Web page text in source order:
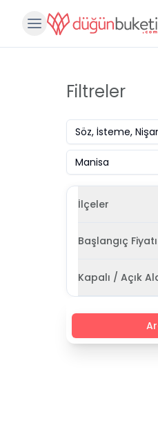
Filtreler
Söz, İsteme,
Manisa
İlçeler
Başlangıç Fiyatı
Kapalı / Açık